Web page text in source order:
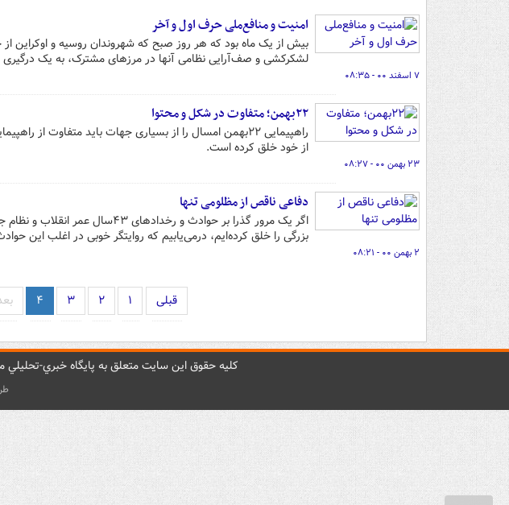
امنیت و منافع‌ملی حرف اول و آخر
بیش ‌از یک ماه بود که هر روز صبح که شهروندان روسیه و اوکراین
لشکرکشی و صف‌آرایی نظامی آنها در مرزهای مشترک، به یک درگیری
۷ اسفند ۰۰ - ۰۸:۳۵
۲۲بهمن؛ متفاوت در شکل و محتوا
راهپیمایی ۲۲بهمن امسال را از بسیاری جهات باید متفاوت
از خود خلق کرده است.
۲۳ بهمن ۰۰ - ۰۸:۲۷
دفاعی ناقص از مظلومی تنها
اگر یک مرور گذرا بر حوادث و
بزرگی را خلق کرده‌ایم، درمی‌یابیم که روایتگر خوبی در اغلب این
۲ بهمن ۰۰ - ۰۸:۲۱
قبلی ۱ ۲ ۳ ۴
کليه حقوق اين سايت متعلق به پایگاه خبري-تحليلي